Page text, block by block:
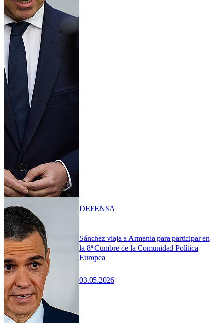
Sánchez viaja a Armenia para participar en
la 8ª Cumbre de la Comunidad Política
Europea
03.05.2026
DEFENSA